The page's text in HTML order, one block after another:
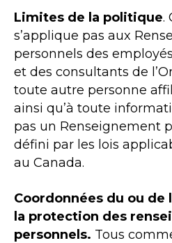
Limites de la politique.
s’applique pas aux
personnels des
et des consultants de
toute autre personne
ainsi qu’à toute
pas un Renseignement
défini par les lois
au Canada.
Coordonnées du ou de
la protection des
personnels. Tous